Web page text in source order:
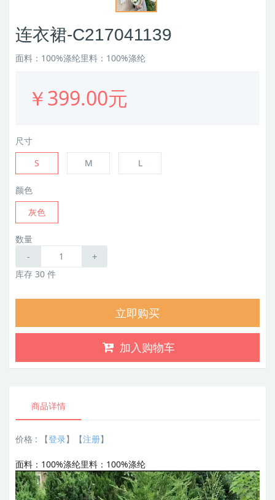
连衣裙-C217041139
面料：100%涤纶里料：100%涤纶
￥399.00元
尺寸
S
M L
颜色
灰色
数量
- +
库存 30 件
立即购买
加入购物车
商品详情
价格 : 【登录】【注册】
面料：100%涤纶里料：100%涤纶